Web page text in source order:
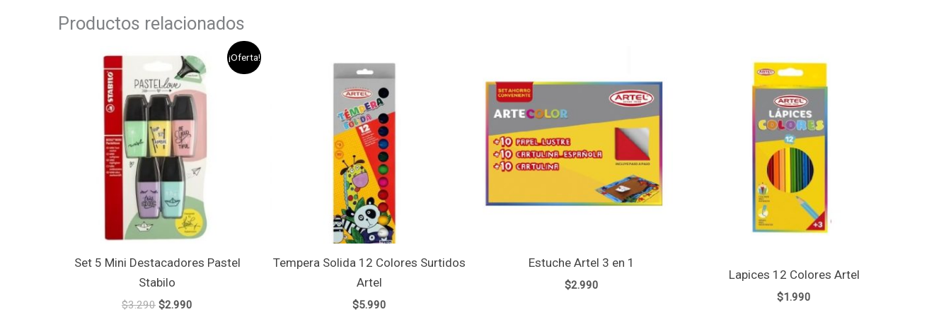
Productos relacionados
¡Oferta!
Set 5 Mini Destacadores Pastel
Stabilo
$3.290
precio
original
era:
$3.290.
$2.990
precio
actual
es:
$2.990.
Tempera Solida 12 Colores Surtidos
Artel
$5.990
Estuche Artel 3 en 1
$2.990
Lapices 12 Colores Artel
$1.990